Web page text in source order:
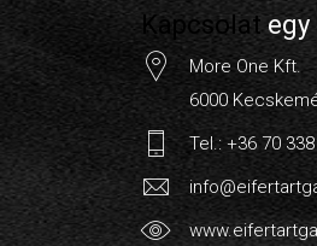
Kapcsolategy
More One Kft.
6000
Tel.: +36 70